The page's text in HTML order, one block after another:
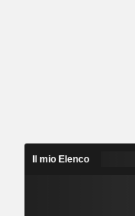
Il mio Elenco